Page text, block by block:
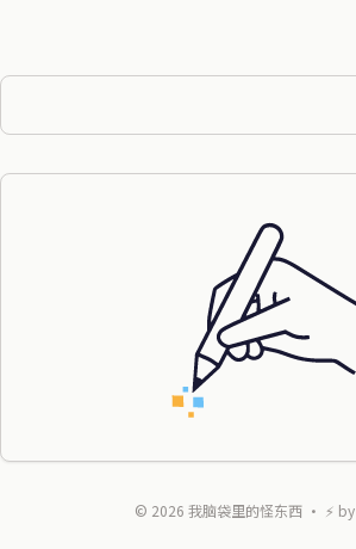
© 2026 我脑袋里的怪东西・ ⚡ by